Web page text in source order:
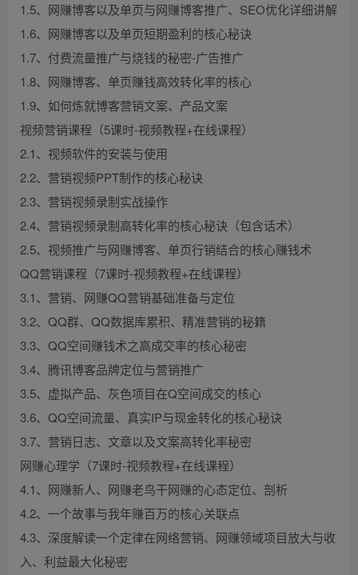
1.5、网赚博客以及单页与网赚博客推广、SEO优化详细讲解
1.6、网赚博客以及单页短期盈利的核心秘诀
1.7、付费流量推广与烧钱的秘密-广告推广
1.8、网赚博客、单页赚钱高效转化率的核心
1.9、如何炼就博客营销文案、产品文案
视频营销课程（5课时-视频教程+在线课程）
2.1、视频软件的安装与使用
2.2、营销视频PPT制作的核心秘诀
2.3、营销视频录制实战操作
2.4、营销视频录制高转化率的核心秘诀（包含话术）
2.5、视频推广与网赚博客、单页行销结合的核心赚钱术
QQ营销课程（7课时-视频教程+在线课程）
3.1、营销、网赚QQ营销基础准备与定位
3.2、QQ群、QQ数据库累积、精准营销的秘籍
3.3、QQ空间赚钱术之高成交率的核心秘密
3.4、腾讯博客品牌定位与营销推广
3.5、虚拟产品、灰色项目在Q空间成交的核心
3.6、QQ空间流量、真实IP与现金转化的核心秘诀
3.7、营销日志、文章以及文案高转化率秘密
网赚心理学（7课时-视频教程+在线课程）
4.1、网赚新人、网赚老鸟干网赚的心态定位、剖析
4.2、一个故事与我年赚百万的核心关联点
4.3、深度解读一个定律在网络营销、网赚领域项目放大与收
入、利益最大化秘密